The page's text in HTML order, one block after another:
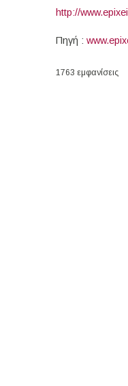
http://
Πηγή :
1763 εμφανίσεις